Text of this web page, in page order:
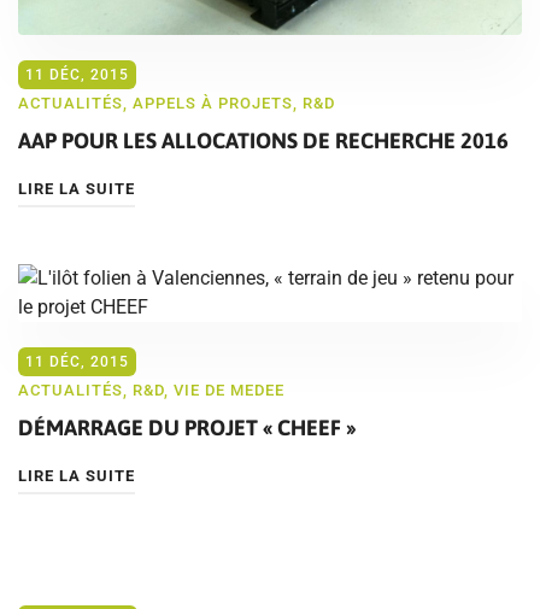
11 DÉC, 2015
ACTUALITÉS APPELS À PROJETS R&D
AAP POUR LES ALLOCATIONS DE RECHERCHE 2016
LIRE LA SUITE
11 DÉC, 2015
ACTUALITÉS R&D VIE DE MEDEE
DÉMARRAGE DU PROJET « CHEEF »
LIRE LA SUITE